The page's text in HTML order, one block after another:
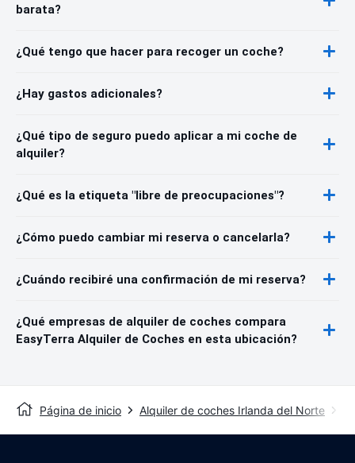
barata?
¿Qué tengo que hacer para recoger un coche?
¿Hay gastos adicionales?
¿Qué tipo de seguro puedo aplicar a mi coche de
alquiler?
¿Qué es la etiqueta "libre de preocupaciones"?
¿Cómo puedo cambiar mi reserva o cancelarla?
¿Cuándo recibiré una confirmación de mi reserva?
¿Qué empresas de alquiler de coches compara
EasyTerra Alquiler de Coches en esta ubicación?
Página de inicio Alquiler de coches Irlanda del Norte